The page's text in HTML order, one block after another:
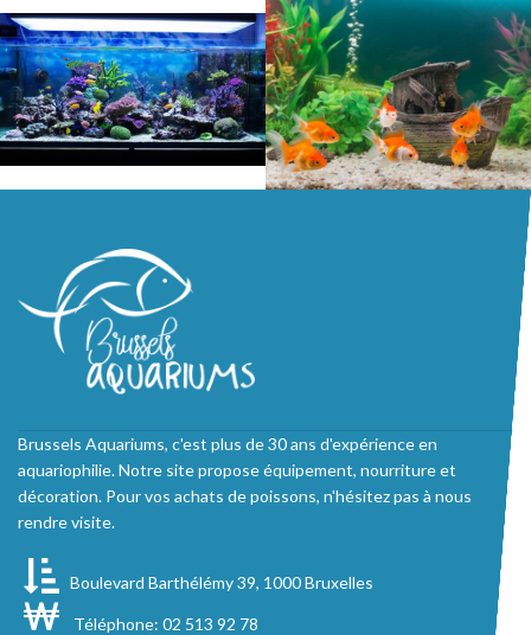
Brussels Aquariums, c'est plus de 30 ans d'expérience en
aquariophilie. Notre site propose équipement, nourriture et
décoration. Pour vos achats de poissons, n'hésitez pas à nous
rendre visite.
Boulevard Barthélémy 39, 1000 Bruxelles
Téléphone: 02 513 92 78